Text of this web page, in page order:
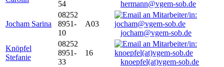
54
hermann@vgem-sob.de
Jocham Sarina
08252
8951-
10
A03
jocham@vgem-sob.de
Knöpfel
Stefanie
08252
8951-
33
16
knoepfel(at)vgem-sob.de